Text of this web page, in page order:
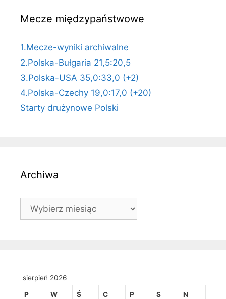
Mecze międzypaństwowe
1.Mecze-wyniki archiwalne
2.Polska-Bułgaria 21,5:20,5
3.Polska-USA 35,0:33,0 (+2)
4.Polska-Czechy 19,0:17,0 (+20)
Starty drużynowe Polski
Archiwa
Archiwa
sierpień 2026
P W Ś C P S N